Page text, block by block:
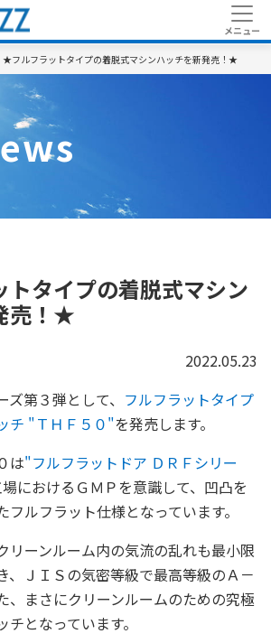
★フルフラットタイプの着脱式マシンハッチを新発売！★
トタイプの着脱式マシン
！ ★
2022.05.23
第３弾として、 フルフラットタイプ
チ "ＴＨＦ５０"を発売します。
は"フルフラットドア ＤＲＦシリー
におけるＧＭＰを意識して、凹凸を
ルフラット仕様となっています。
リーンルーム内の気流の乱れも最小限
、ＪＩＳの気密等級で最高等級のＡ－
、まさにクリーンルームのための究極
となっています。